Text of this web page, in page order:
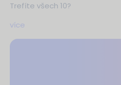
Trefíte všech 10?
více